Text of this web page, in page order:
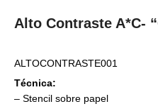
Alto Contraste A*C-
ALTOCONTRASTE001
Técnica:
– Stencil sobre papel